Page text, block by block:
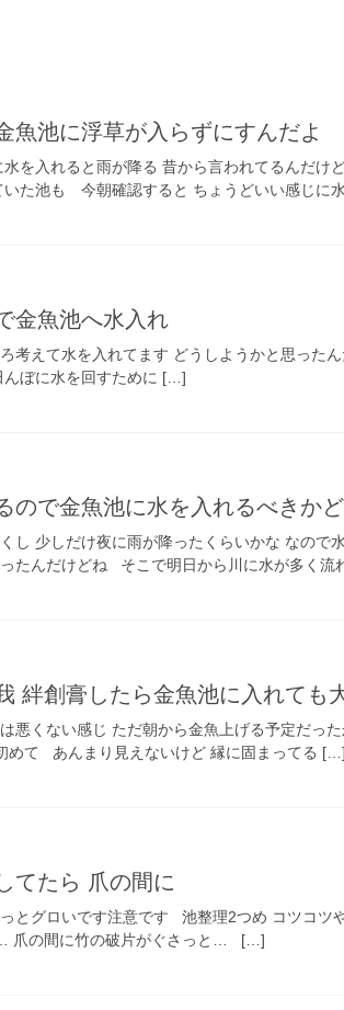
魚池に浮草が入らずにすんだよ
を入れると雨が降る 昔から言われてるんだ
いた池も 今朝確認すると ちょうどいい感じ
金魚池へ水入れ
えて水を入れてます どうしようかと思っ
んぼに水を回すために […]
ので金魚池に水を入れるべきか
し 少しだけ夜に雨が降ったくらいかな なの
たんだけどね そこで明日から川に水が多く流
絆創膏したら金魚池に入れても
悪くない感じ ただ朝から金魚上げる予定だっ
て あんまり見えないけど 縁に固まってる […]
てたら 爪の間に
とグロいです注意です 池整理2つめ コツコツ
爪の間に竹の破片がぐさっと… […]